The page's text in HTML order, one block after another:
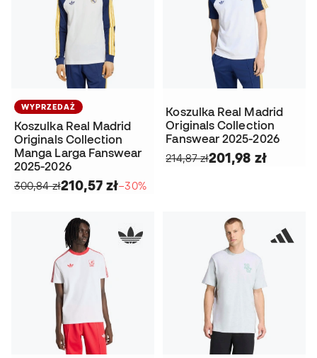
WYPRZEDAŻ
Koszulka Real Madrid
Originals Collection
Manga Larga Fanswear
2025-2026
300,84 zł210,57 zł−30%
Koszulka Real Madrid
Originals Collection
Fanswear 2025-2026
214,87 zł201,98 zł